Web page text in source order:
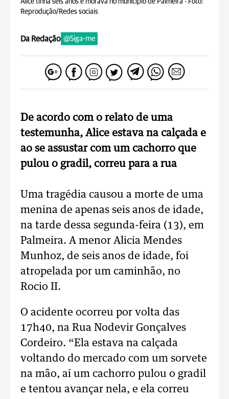
Alice tinha seis anos e morava no município de Palmeira - Foto:
Reprodução/Redes sociais
Da Redação @Siga-me
De acordo com o relato de uma
testemunha, Alice estava na calçada e
ao se assustar com um cachorro que
pulou o gradil, correu para a rua
Uma tragédia causou a morte de uma
menina de apenas seis anos de idade,
na tarde dessa segunda-feira (13), em
Palmeira. A menor Alicia Mendes
Munhoz, de seis anos de idade, foi
atropelada por um caminhão, no
Rocio II.
O acidente ocorreu por volta das
17h40, na Rua Nodevir Gonçalves
Cordeiro. “Ela estava na calçada
voltando do mercado com um sorvete
na mão, aí um cachorro pulou o gradil
e tentou avançar nela, e ela correu